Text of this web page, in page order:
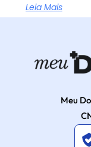
Leia Mais
Meu